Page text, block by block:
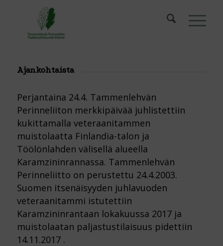
Ajankohtaista
Perjantaina 24.4. Tammenlehvän
Perinneliiton merkkipäivää juhlistettiin
kukittamalla veteraanitammen
muistolaatta Finlandia-talon ja
Töölönlahden välisellä alueella
Karamzininrannassa. Tammenlehvän
Perinneliitto on perustettu 24.4.2003.
Suomen itsenäisyyden juhlavuoden
veteraanitammi istutettiin
Karamzininrantaan lokakuussa 2017 ja
muistolaatan paljastustilaisuus pidettiin
14.11.2017 .